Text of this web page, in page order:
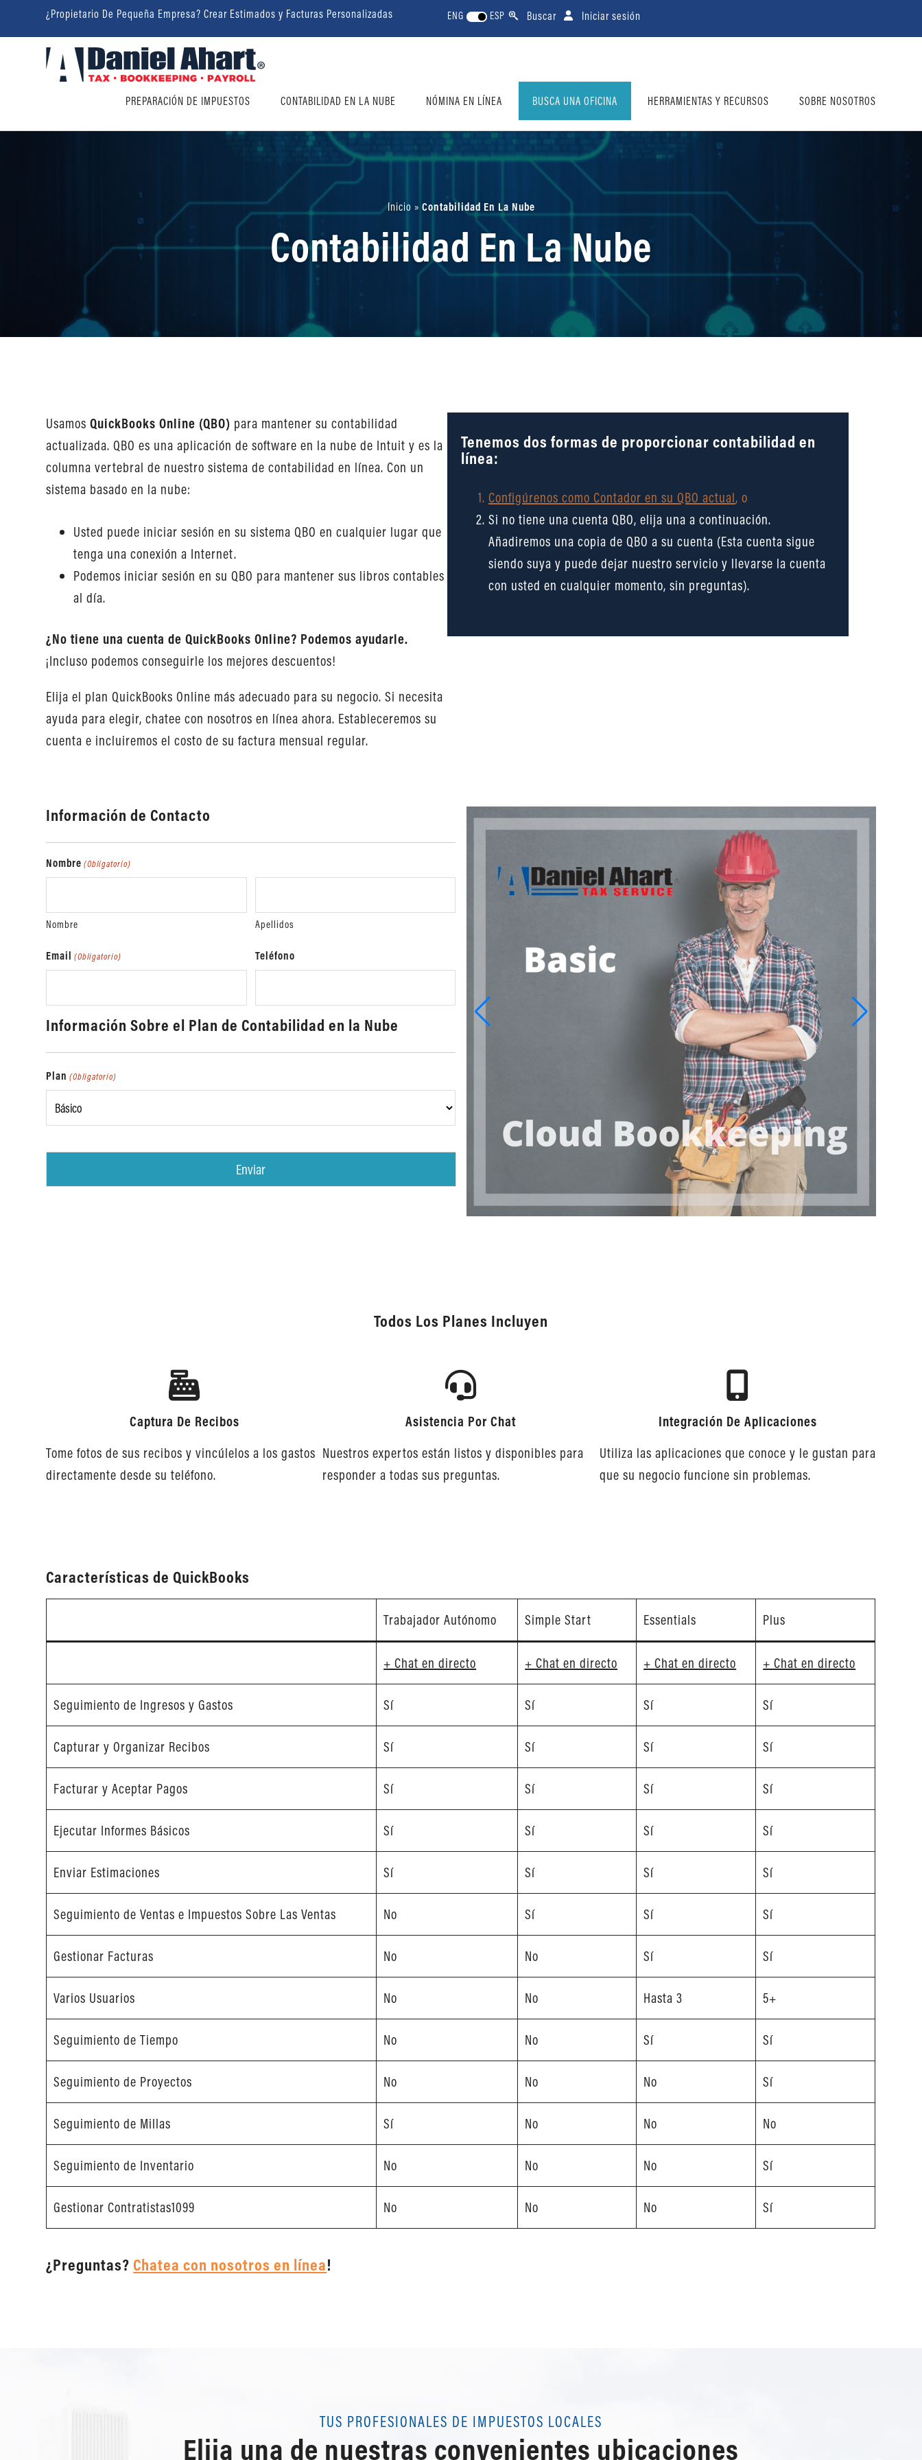
¿Propietario De Pequeña Empresa? Crear Estimados y Facturas Personalizadas ENG ESP Buscar Iniciar sesión
PREPARACIÓN DE IMPUESTOS CONTABILIDAD EN LA NUBE NÓMINA EN LÍNEA BUSCA UNA OFICINA HERRAMIENTAS Y RECURSOS SOBRE NOSOTROS
Inicio » Contabilidad En La Nube
Contabilidad En La Nube
UsamosQuickBooks Online (QBO) para mantener su contabilidad
actualizada. QBO es una aplicación de software en la nube de Intuit y es la
columna vertebral de nuestro sistema de contabilidad en línea. Con un
sistema basado en la nube:
Usted puede iniciar sesión en su sistema QBO en cualquier lugar que
tenga una conexión a Internet.
Podemos iniciar sesión en su QBO para mantener sus libros contables
al día.
¿No tiene una cuenta de QuickBooks Online? Podemos ayudarle.
¡Incluso podemos conseguirle los mejores descuentos!
Elija el plan QuickBooks Online más adecuado para su negocio. Si necesita
ayuda para elegir, chatee con nosotros en línea ahora. Estableceremos su
cuenta e incluiremos el costo de su factura mensual regular.
Tenemos dos formas de proporcionar contabilidad en
línea:
Configúrenos como Contador en su QBO actual, o
Si no tiene una cuenta QBO, elija una a continuación.
Añadiremos una copia de QBO a su cuenta (Esta cuenta sigue
siendo suya y puede dejar nuestro servicio y llevarse la cuenta
con usted en cualquier momento, sin preguntas).
Información de Contacto
Nombre (Obligatorio)
Nombre Apellidos
Email (Obligatorio) Teléfono
Información Sobre el Plan de Contabilidad en la Nube
Plan (Obligatorio)
Todos Los Planes Incluyen
Captura De Recibos
Tome fotos de sus recibos y vincúlelos a los gastos
directamente desde su teléfono.
Asistencia Por Chat
Nuestros expertos están listos y disponibles para
responder a todas sus preguntas.
Integración De Aplicaciones
Utiliza las aplicaciones que conoce y le gustan para
que su negocio funcione sin problemas.
Características de QuickBooks
Trabajador Autónomo Simple Start Essentials Plus
+ Chat en directo + Chat en directo + Chat en directo + Chat en directo
Seguimiento de Ingresos y Gastos Sí Sí Sí Sí
Capturar y Organizar Recibos Sí Sí Sí Sí
Facturar y Aceptar Pagos Sí Sí Sí Sí
Ejecutar Informes Básicos Sí Sí Sí Sí
Enviar Estimaciones Sí Sí Sí Sí
Seguimiento de Ventas e Impuestos Sobre Las Ventas No Sí Sí Sí
Gestionar Facturas No No Sí Sí
Varios Usuarios No No Hasta 3 5+
Seguimiento de Tiempo No No Sí Sí
Seguimiento de Proyectos No No No Sí
Seguimiento de Millas Sí No No No
Seguimiento de Inventario No No No Sí
Gestionar Contratistas1099 No No No Sí
¿Preguntas? Chatea con nosotros en línea!
TUS PROFESIONALES DE IMPUESTOS LOCALES
Elija una de nuestras convenientes ubicaciones